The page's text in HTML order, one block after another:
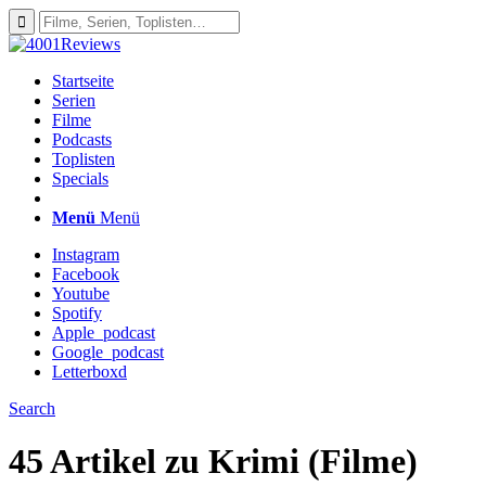
Startseite
Serien
Filme
Podcasts
Toplisten
Specials
Menü Menü
Instagram
Facebook
Youtube
Spotify
Apple_podcast
Google_podcast
Letterboxd
Search
45 Artikel zu Krimi (Filme)